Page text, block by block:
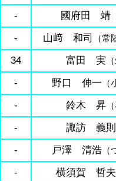
- 國府田 靖
- 山﨑 和司 （常
34 富田 実
- 野口 伸一 （
- 鈴木 昇（
- 諏訪 義則
- 戸澤 清浩 （
- 横須賀 哲夫